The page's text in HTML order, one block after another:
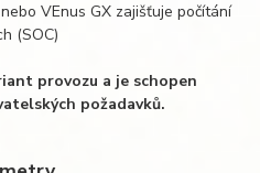
VEnus GX zajišťuje počítání
(SOC)
provozu a je schopen
požadavků.